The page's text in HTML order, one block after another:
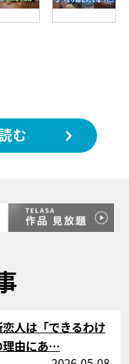
む
人は「できるわけ
理由にあ…